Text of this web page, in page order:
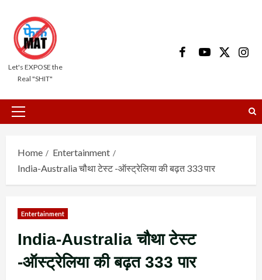
content
Let's EXPOSE the
Real "SHIT"
FacebookYoutube
X
Primary
Home
Entertainment
India-Australia चौथा टेस्ट -ऑस्ट्रेलिया की बढ़त 333 पार
Entertainment
India-Australia चौथा टेस्ट
-ऑस्ट्रेलिया की बढ़त 333 पार